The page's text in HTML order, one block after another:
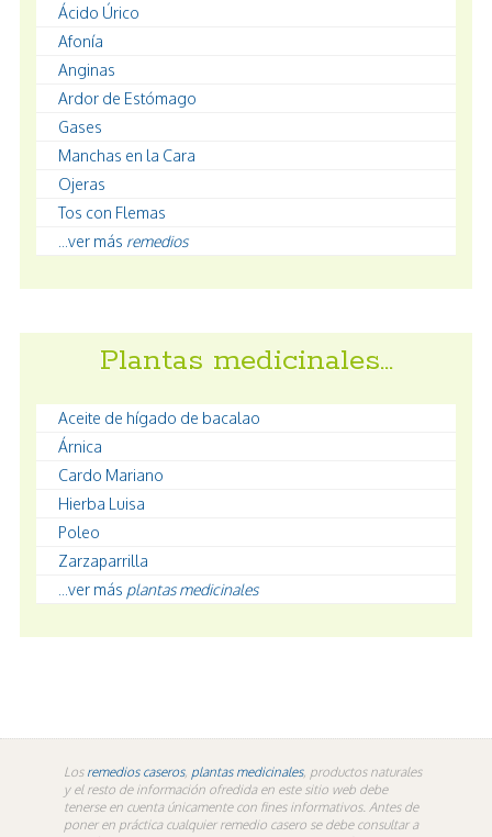
Ácido Úrico
Afonía
Anginas
Ardor de Estómago
Gases
Manchas en la Cara
Ojeras
Tos con Flemas
...ver más remedios
Plantas medicinales…
Aceite de hígado de bacalao
Árnica
Cardo Mariano
Hierba Luisa
Poleo
Zarzaparrilla
...ver más plantas medicinales
Los remedios caseros, plantas medicinales, productos naturales
y el resto de información ofredida en este sitio web debe
tenerse en cuenta únicamente con fines informativos. Antes de
poner en práctica cualquier remedio casero se debe consultar a